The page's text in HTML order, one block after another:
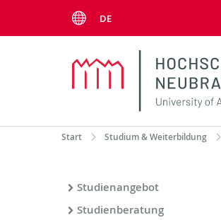
DE
Start Studium & Weiterbildung
Studienangebot
Studienberatung